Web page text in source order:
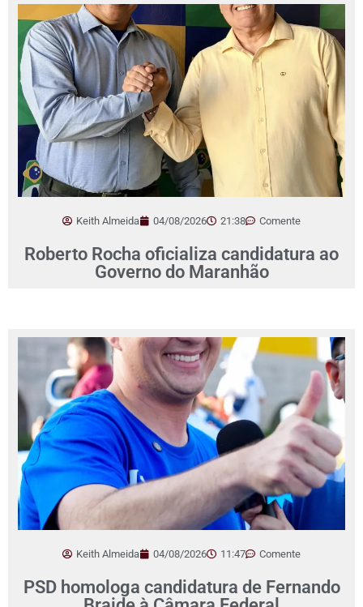
Keith Almeida 04/08/2026 21:38 Comente
Roberto Rocha oficializa candidatura ao
Governo do Maranhão
Keith Almeida 04/08/2026 11:47 Comente
PSD homologa candidatura de Fernando